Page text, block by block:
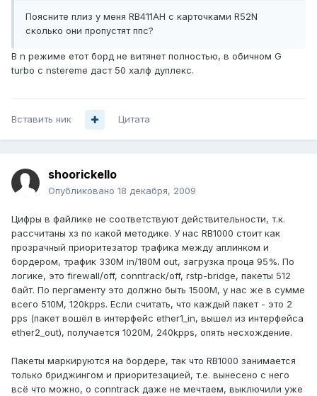
Поясните плиз у меня RB411AH с карточками R52N
сколько они пропустят ппс?
В n режиме етот борд не витянет полностью, в обичном G
turbo с nstereme даст 50 халф дуплекс.
Вставить ник Цитата
shoorickello
Опубликовано 18 декабря, 2009
Цифры в файлике не соответствуют действительности, т.к.
рассчитаны хз по какой методике. У нас RB1000 стоит как
прозрачный приоритезатор трафика между аплинком и
бордером, трафик 330M in/180M out, загрузка проца 95%. По
логике, это firewall/off, conntrack/off, rstp-bridge, пакеты 512
байт. По пергаменту это должно быть 1500M, у нас же в сумме
всего 510M, 120kpps. Если считать, что каждый пакет - это 2
pps (пакет вошёл в интерфейс ether1_in, вышел из интерфейса
ether2_out), получается 1020M, 240kpps, опять несхождение.
Пакеты маркируются на бордере, так что RB1000 занимается
только бриджингом и приоритезацией, т.е. вынесено с него
всё что можно, о conntrack даже не мечтаем, выключили уже